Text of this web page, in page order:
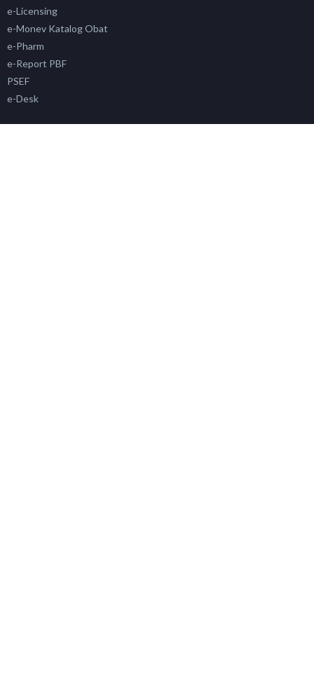
e-Licensing
e-Monev Katalog Obat
e-Pharm
e-Report PBF
PSEF
e-Desk